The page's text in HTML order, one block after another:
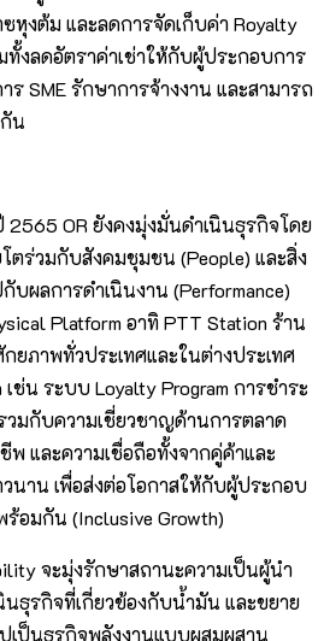
หุงต้ม และลดการจัดเก็บค่า Royalty
ทั้งลดอัตราค่าเช่าให้กับผู้ประกอบการ
ร SME รักษาการจ้างงาน และสามารถ
น
OR ยังคงมุ่งมั่นดำเนินธุรกิจโดย
ตร่วมกับสังคมชุมชน (People) และสิ่ง
บผลการดำเนินงาน (Performance)
Platform อาทิ PTT Station ร้าน
กยภาพทั่วประเทศและในต่างประเทศ
ช่น ระบบ Loyalty Program การชำระ
วมกับความเชี่ยวชาญด้านการตลาด
พ และความเชื่อถือทั้งจากคู่ค้าและ
นาน เพื่อส่งต่อโอกาสให้กับผู้ประกอบ
อมกัน (Inclusive Growth)
จะมุ่งรักษาสถานะความเป็นผู้นำ
นธุรกิจที่เกี่ยวข้องกับน้ำมัน และขยาย
เป็นธุรกิจพลังงานแบบผสมผสาน